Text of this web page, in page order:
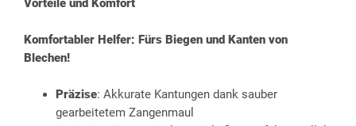
Vorteile und Komfort
Komfortabler Helfer: Fürs Biegen und Kanten von
Blechen!
Präzise: Akkurate Kantungen dank sauber
gearbeitetem Zangenmaul